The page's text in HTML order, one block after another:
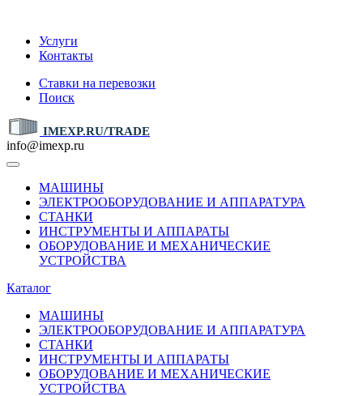
Услуги
Контакты
Ставки на перевозки
Поиск
IMEXP.RU/TRADE
info@imexp.ru
МАШИНЫ
ЭЛЕКТРООБОРУДОВАНИЕ И АППАРАТУРА
СТАНКИ
ИНСТРУМЕНТЫ И АППАРАТЫ
ОБОРУДОВАНИЕ И МЕХАНИЧЕСКИЕ
УСТРОЙСТВА
Каталог
МАШИНЫ
ЭЛЕКТРООБОРУДОВАНИЕ И АППАРАТУРА
СТАНКИ
ИНСТРУМЕНТЫ И АППАРАТЫ
ОБОРУДОВАНИЕ И МЕХАНИЧЕСКИЕ
УСТРОЙСТВА